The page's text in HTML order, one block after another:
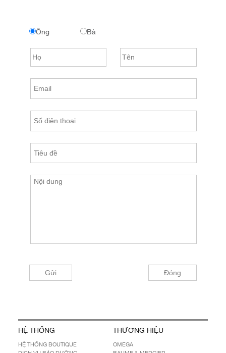
Ông Bà
HỆ THỐNG
HỆ THỐNG BOUTIQUE
THƯƠNG HIỆU
OMEGA